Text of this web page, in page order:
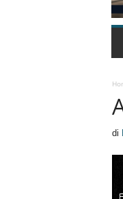
di